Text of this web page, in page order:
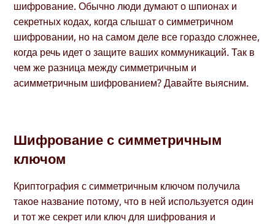
шифрование. Обычно люди думают о шпионах и
секретных кодах, когда слышат о симметричном
шифровании, но на самом деле все гораздо сложнее,
когда речь идет о защите ваших коммуникаций. Так в
чем же разница между симметричным и
асимметричным шифрованием? Давайте выясним.
Шифрование с симметричным
ключом
Криптография с симметричным ключом получила
такое название потому, что в ней используется один
и тот же секрет или ключ для шифрования и